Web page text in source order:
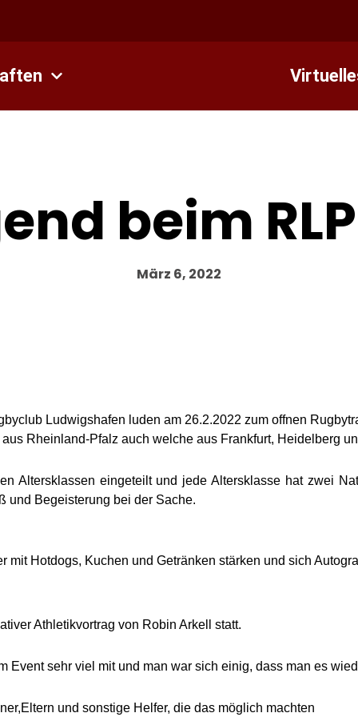
beim
März 6, 2022
Ludwigshafen luden am 26.2.2022 zum offnen
Rheinland-Pfalz auch welche aus Frankfurt, Heidelberg
Altersklassen eingeteilt und jede Altersklasse hat zwei
und Begeisterung bei der Sache.
mit Hotdogs, Kuchen und Getränken stärken und sich
Athletikvortrag von Robin Arkell statt.
Event sehr viel mit und man war sich einig, dass man es
und sonstige Helfer, die das möglich machten